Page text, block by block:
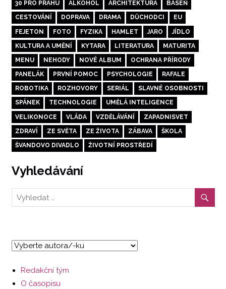
30 PRO PRAHU ALKOHOL ARCHITEKTURA BÁSEŇ
CESTOVÁNÍ DOPRAVA DRAMA DŮCHODCI EU
FEJETON FOTO FYZIKA HAMLET JARO JÍDLO
KULTURA A UMĚNÍ KYTARA LITERATURA MATURITA
MENU NEHODY NOVÉ ALBUM OCHRANA PŘÍRODY
PANELÁK PRVNÍ POMOC PSYCHOLOGIE RAFALE
ROBOTIKA ROZHOVORY SERIÁL SLAVNÉ OSOBNOSTI
SPÁNEK TECHNOLOGIE UMĚLÁ INTELIGENCE
VELIKONOCE VLÁDA VZDĚLÁVÁNÍ ZAPADNISVET
ZDRAVÍ ZE SVĚTA ZE ŽIVOTA ZÁBAVA ŠKOLA
ŠVANDOVO DIVADLO ŽIVOTNÍ PROSTŘEDÍ
Vyhledávání
Redakční tým
O časopisu